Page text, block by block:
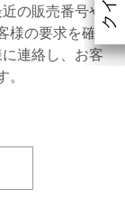
の販売番号や
様の要求を確
連絡し、お客
。